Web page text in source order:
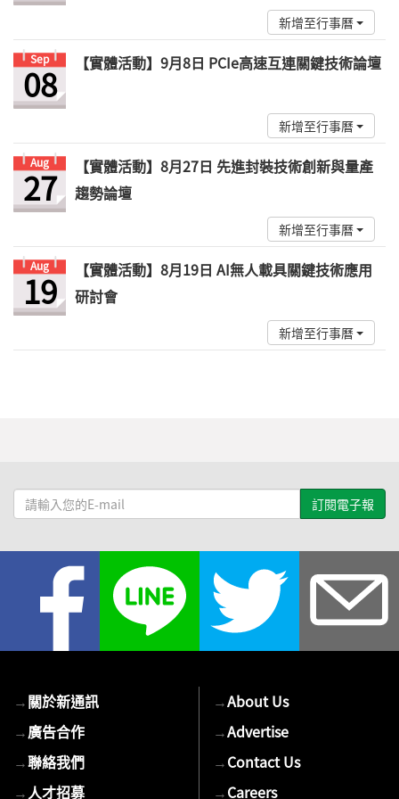
新增至行事曆
Sep
08 【實體活動】9月8日 PCIe高速互連關鍵技術論壇
新增至行事曆
Aug
27
【實體活動】8月27日 先進封裝技術創新與量產
趨勢論壇
新增至行事曆
Aug
19
【實體活動】8月19日 AI無人載具關鍵技術應用
研討會
新增至行事曆
請
輸
→關於新通訊
→廣告合作
→聯絡我們
→人才招募
→About Us
→Advertise
→Contact Us
→Careers